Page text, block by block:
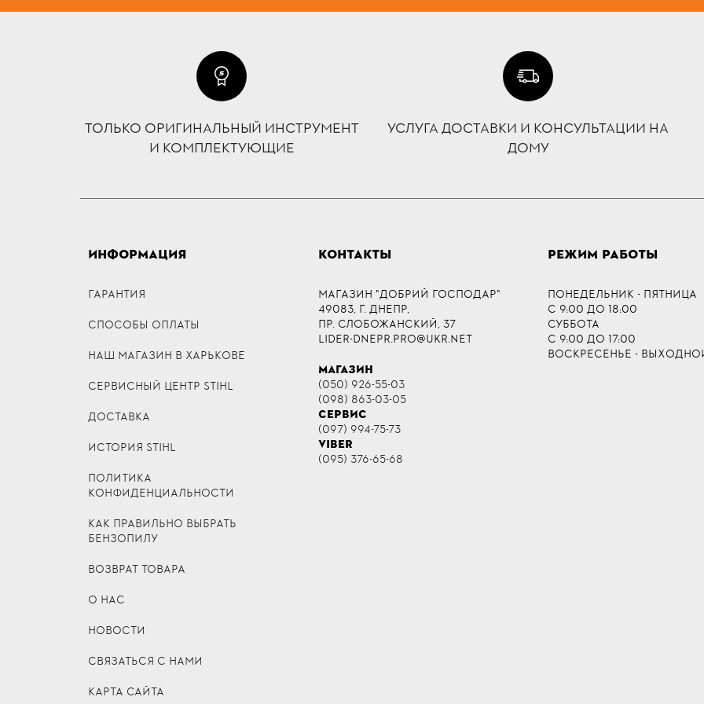
ТОЛЬКО ОРИГИНАЛЬНЫЙ ИНСТРУМЕНТ
И КОМПЛЕКТУЮЩИЕ
УСЛУГА ДОСТАВКИ И КОНСУЛЬТАЦИИ НА
ДОМУ
ИНФОРМАЦИЯ
ГАРАНТИЯ
СПОСОБЫ ОПЛАТЫ
НАШ МАГАЗИН В ХАРЬКОВЕ
СЕРВИСНЫЙ ЦЕНТР STIHL
ДОСТАВКА
ИСТОРИЯ STIHL
ПОЛИТИКА
КОНФИДЕНЦИАЛЬНОСТИ
КАК ПРАВИЛЬНО ВЫБРАТЬ
БЕНЗОПИЛУ
ВОЗВРАТ ТОВАРА
О НАС
НОВОСТИ
СВЯЗАТЬСЯ С НАМИ
КАРТА САЙТА
КОНТАКТЫ
МАГАЗИН "ДОБРИЙ ГОСПОДАР"
49083, Г. ДНЕПР,
ПР. СЛОБОЖАНСКИЙ, 37
LIDER-DNEPR.PRO@UKR.NET
МАГАЗИН
(050) 926-55-03
(098) 863-03-05
СЕРВИС
(097) 994-75-73
VIBER
(095) 376-65-68
РЕЖИМ РАБОТЫ
ПОНЕДЕЛЬНИК - ПЯТНИЦА
С 9:00 ДО 18:00
СУББОТА
С 9:00 ДО 17:00
ВОСКРЕСЕНЬЕ -